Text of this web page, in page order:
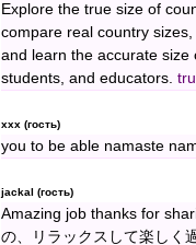
Explore the true size of
compare real country
and learn the accurate
students, and educators.
xxx (гость)
you to be able namaste
jackal (гость)
Amazing job thanks for
の、リラックスして楽しく